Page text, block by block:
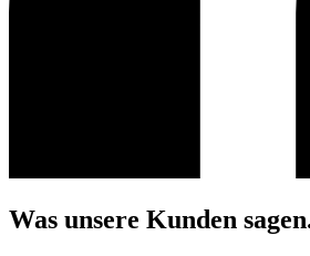
Was unsere Kunden